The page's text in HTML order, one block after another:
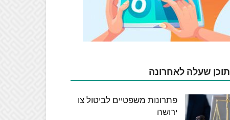
תוכן שעלה לאחרונה
פתרונות משפטיים לביטול צו
ירושה